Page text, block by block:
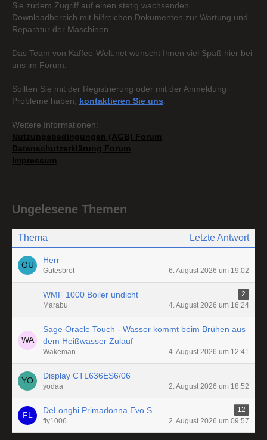
Sie zudem Zugriff auf einen stetig wachsenden
Downloadbereich mit hilfreichen Dokumenten zur Wartung und
Reparatur der Maschinen.
Das Team von Kaffee-Welt.net wünscht Ihnen viel Spaß hier bei
uns im Forum.
Sollten Sie mit der Registrierung oder mit der Anmeldung
Probleme haben, kontaktieren Sie uns
Weitere Informationen:
Nutzungsbedingungen (AGB) Forum
Datenschutzerklärung Forum
Impressum
Ungelesene Themen
Thema Letzte Antwort
Herr
Gutesbrot 6. August 2026 um 19:02
WMF 1000 Boiler undicht
2
Marabu
4. August 2026 um 16:24
Sage Oracle Touch - Wasser kommt beim Brühen aus
dem Heißwasser Zulauf
Wakeman 4. August 2026 um 12:41
Display CTL636ES6/06
yodaa 2. August 2026 um 18:52
DeLonghi Primadonna Evo S
12
fly1006
2. August 2026 um 09:57